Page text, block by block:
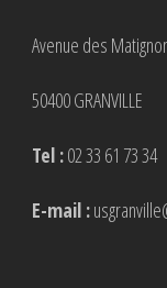
Avenue des
50400 GRANVILLE
Tel :02 33 61 73 34
E-mail :